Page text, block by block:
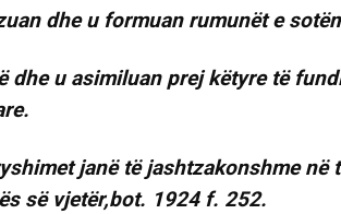
dhe u formuan rumunët e
dhe u asimiluan prej këtyre të
janë të jashtzakonshme në
së vjetër,bot. 1924 f. 252.